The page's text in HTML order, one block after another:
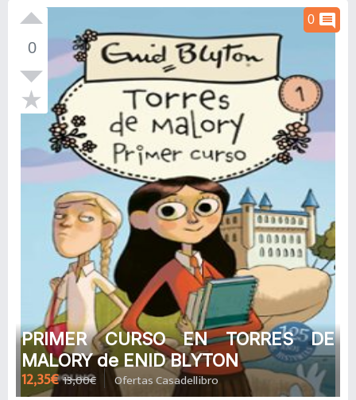
0
0 comment
PRIMER CURSO EN TORRES DE
MALORY de ENID BLYTON
12,35€ 13,00€ Ofertas Casadellibro